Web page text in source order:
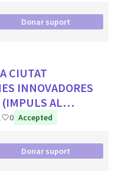
Donar suport
CIUTAT
INNOVADORES
(IMPULS AL
LOCALS BUITS
0 Accepted
Donar suport